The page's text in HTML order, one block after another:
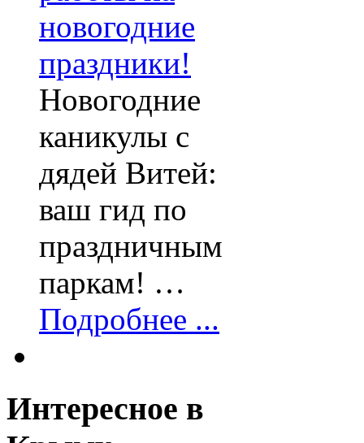
Новогодние
каникулы с
дядей Витей:
ваш гид по
праздничным
паркам! …
Подробнее ...
Интересное в